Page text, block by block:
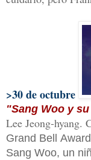
>30 de octubre
"Sang Woo y
Lee Jeong-hyang.
Grand Bell
Sang Woo, un